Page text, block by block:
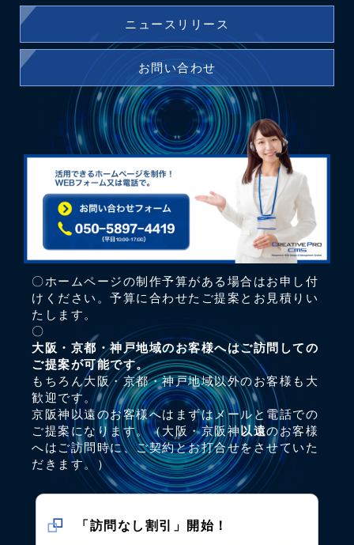
ニュースリリース
お問い合わせ
〇ホームページの制作予算がある場合はお申し付
けください。予算に合わせたご提案とお見積りい
たします。
〇
大阪・京都・神戸地域のお客様へはご訪問しての
ご提案が可能です。
もちろん大阪・京都・神戸地域以外のお客様も大
歓迎です。
京阪神以遠のお客様へはまずはメールと電話での
ご提案になります。（大阪・京阪神以遠のお客様
へはご訪問時に、ご契約とお打合せをさせていた
だきます。）
「訪問なし割引」開始！